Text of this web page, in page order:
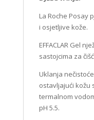
La Roche Posay
i osjetljive kože.
EFFACLAR Gel
sastojcima za
Uklanja
ostavljajući kožu
termalnom
pH 5.5.